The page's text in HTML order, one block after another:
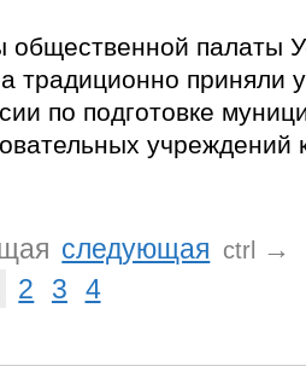
общественной палаты
традиционно приняли
по подготовке
учреждений
следующая ctrl
→
2 3 4